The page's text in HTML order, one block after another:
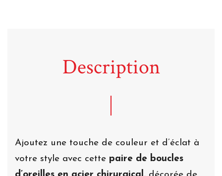
Description
Ajoutez une touche de couleur et d’éclat à
votre style avec cette paire de boucles